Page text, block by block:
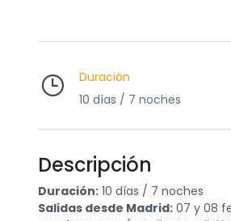
Duración
10 días / 7 noches
Descripción
Duración: 10 días / 7 noches
Salidas desde Madrid: 07 y 08